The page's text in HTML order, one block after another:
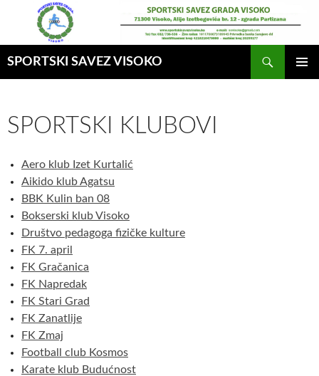
SPORTSKI SAVEZ VISOKO
SPORTSKI KLUBOVI
Aero klub Izet Kurtalić
Aikido klub Agatsu
BBK Kulin ban 08
Bokserski klub Visoko
Društvo pedagoga fizičke kulture
FK 7. april
FK Gračanica
FK Napredak
FK Stari Grad
FK Zanatlije
FK Zmaj
Football club Kosmos
Karate klub Budućnost